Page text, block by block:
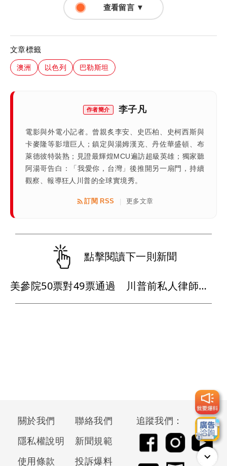
查看留言 ▼
文章標籤
澳洲 以色列 巴勒斯坦
作者簡介 李子凡
電影與外電小記者。曾親炙李安、史匹柏、史柯西斯與
卡麥隆等影壇巨人；鎮定與湯姆漢克、丹佐華盛頓、布
萊德彼特裝熟；見證最輝煌MCU遍訪超級英雄；獨家聽
阿湯哥告白：「我愛你，台灣」後推開另一扇門，持續
觀察、報導狂人川普的全球實境秀。
訂閱 RSS | 更多文章
點擊閱讀下一則新聞
美參院50票對49票通過 川普前私人律師真除司法部長
關於我們
聯絡我們
隱私權說明
新聞規範
使用條款
投訴爆料
追蹤我們：